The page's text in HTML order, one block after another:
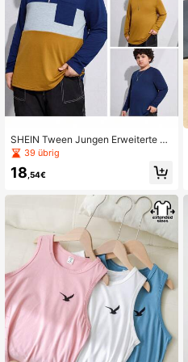
SHEIN Tween Jungen Erweiterte Gr
öße Normal Langarm 4 Stücke Set,
Herbst/Winter
39 übrig
18 ,54€